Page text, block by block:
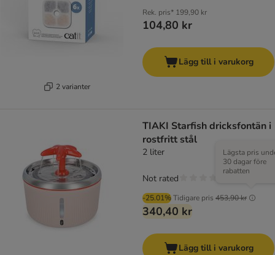
2 varianter
Rek. pris* 199,90 kr
104,80 kr
Lägg till i varukorg
TIAKI Starfish dricksfontän i
rostfritt stål
2 liter
-25.01%Tidigare pris 453,90 kr
Lägsta pris
30 dagar före
rabatten
340,40 kr
Not rated
Lägg till i varukorg